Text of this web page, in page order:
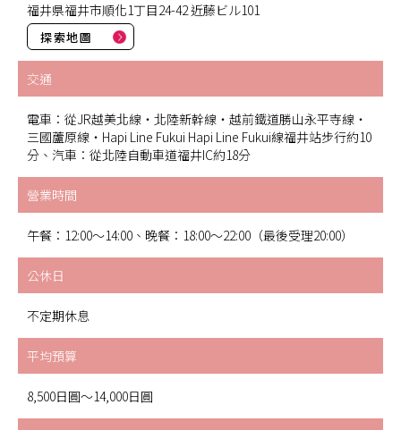
福井県福井市順化1丁目24-42 近藤ビル101
探索地圖
交通
電車：從JR越美北線・北陸新幹線・越前鐵道勝山永平寺線・
三國蘆原線・Hapi Line Fukui Hapi Line Fukui線福井站步行約10
分、汽車：從北陸自動車道福井IC約18分
營業時間
午餐：12:00～14:00、晚餐：18:00～22:00（最後受理20:00）
公休日
不定期休息
平均預算
8,500日圓～14,000日圓